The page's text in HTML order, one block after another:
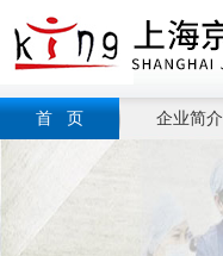
首 页 企业简介